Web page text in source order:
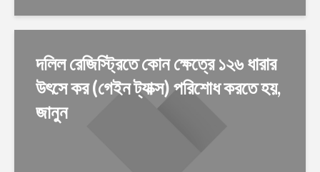
দলিল রেজিস্ট্রিতে কোন ক্ষেত্রে ১২৬ ধারার
উৎসে কর (গেইন ট্যাক্স) পরিশোধ করতে হয়,
জানুন